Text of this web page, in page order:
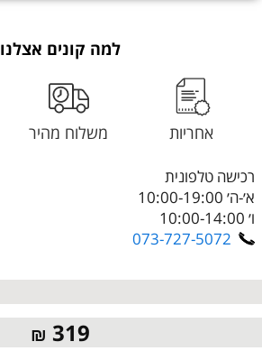
למה קונים אצלנו
אחריות משלוח מהיר
רכישה טלפונית
א׳-ה׳ 10:00-19:00
ו׳ 10:00-14:00
073-727-5072
319
₪